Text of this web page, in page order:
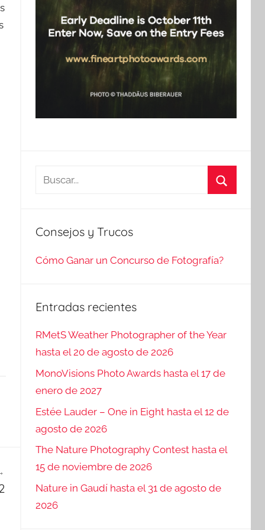
Buscar:
Consejos y Trucos
Cómo Ganar un Concurso de Fotografía?
Entradas recientes
RMetS Weather Photographer of the Year
hasta el 20 de agosto de 2026
MonoVisions Photo Awards hasta el 17 de
enero de 2027
Estée Lauder – One in Eight hasta el 12 de
agosto de 2026
The Nature Photography Contest hasta el
15 de noviembre de 2026
Nature in Gaudí hasta el 31 de agosto de
2026